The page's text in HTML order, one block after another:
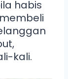
habis
kali.